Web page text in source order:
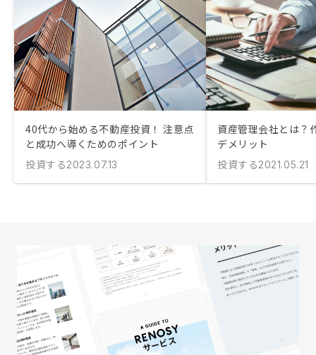
40代から始める不動産投資！ 注意点
と成功へ導くためのポイント
投資する2023.07.13
資産管理会社とは？
デメリット
投資する2021.05.21